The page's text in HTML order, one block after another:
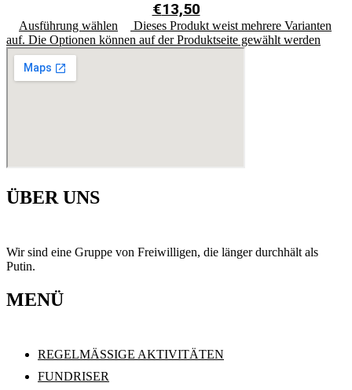
€13,50
Ausführung wählen
Dieses Produkt weist mehrere Varianten
auf. Die Optionen können auf der Produktseite gewählt werden
ÜBER UNS
Wir sind eine Gruppe von Freiwilligen, die länger durchhält als
Putin.
MENÜ
REGELMÄSSIGE AKTIVITÄTEN
FUNDRISER